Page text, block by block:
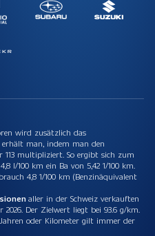
wird zusätzlich das
man, indem man den
113 multipliziert. So ergibt sich zum
l/100 km ein Ba von 5,42 1/100 km.
4,8 1/100 km (Benzinäquivalent
aller in der Schweiz verkauften
Der Zielwert liegt bei 93.6 g/km.
oder Kilometer gilt immer der